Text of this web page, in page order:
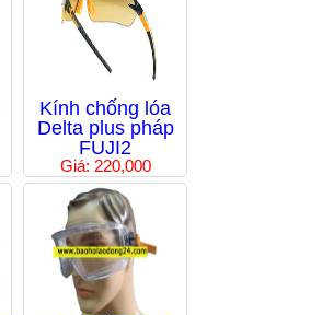
Kính chống lóa
Delta plus pháp
FUJI2
Giá: 220,000